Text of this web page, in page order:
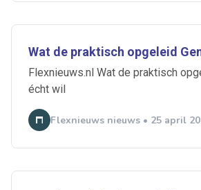
Wat de praktisch opgeleid
Flexnieuws.nl Wat de praktisch
écht wil
Flexnieuws nieuws • 25 april